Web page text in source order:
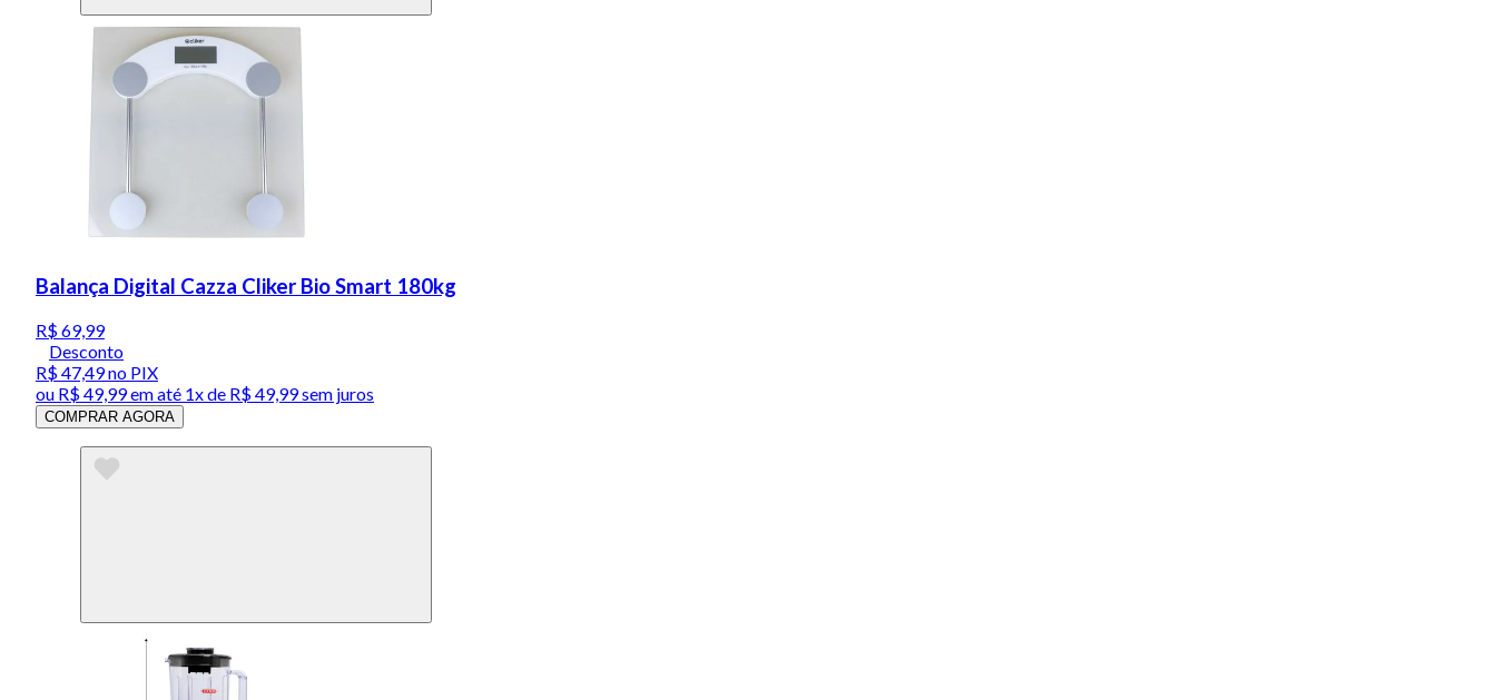
Balança Digital Cazza Cliker Bio Smart 180kg
R$ 69,99
Desconto
R$ 47,49no PIX
ou R$ 49,99em até 1x de R$ 49,99sem juros
COMPRAR AGORA